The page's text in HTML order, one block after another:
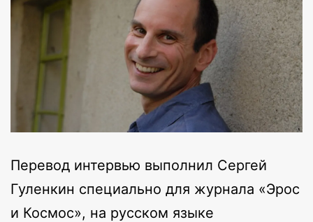
Перевод интервью выполнил Сергей
Гуленкин специально для журнала «Эрос
и Космос», на русском языке